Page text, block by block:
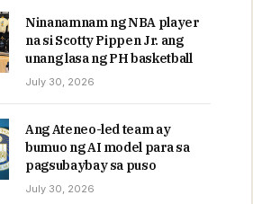
Ninanamnam ng NBA player
na si Scotty Pippen Jr. ang
unang lasa ng PH basketball
July 30, 2026
Ang Ateneo-led team ay
bumuo ng AI model para sa
pagsubaybay sa puso
July 30, 2026